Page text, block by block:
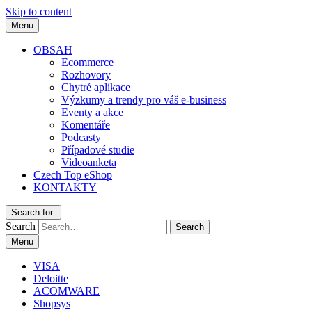
Skip to content
Menu
OBSAH
Ecommerce
Rozhovory
Chytré aplikace
Výzkumy a trendy pro váš e-business
Eventy a akce
Komentáře
Podcasty
Případové studie
Videoanketa
Czech Top eShop
KONTAKTY
Search for:
Search
Menu
VISA
Deloitte
ACOMWARE
Shopsys